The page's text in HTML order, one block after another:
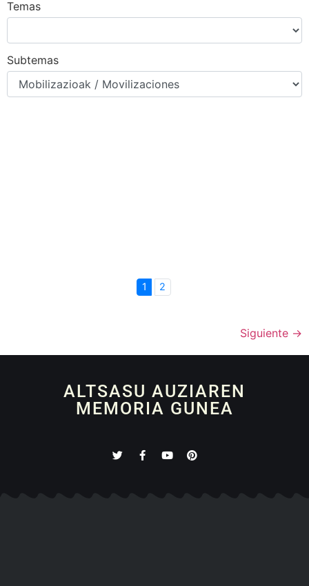
Temas
Subtemas
1 2
Siguiente →
ALTSASU AUZIAREN
MEMORIA GUNEA